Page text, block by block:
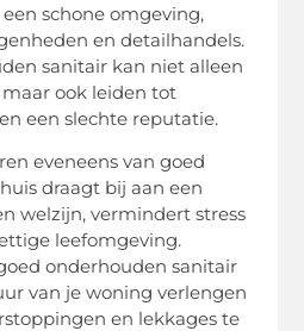
schone omgeving,
en detailhandels.
sanitair kan niet alleen
ook leiden tot
een slechte reputatie.
eveneens van goed
draagt bij aan een
welzijn, vermindert stress
leefomgeving.
onderhouden sanitair
van je woning verlengen
en lekkages te